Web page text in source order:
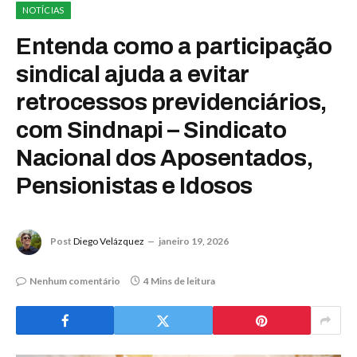
NOTÍCIAS
Entenda como a participação
sindical ajuda a evitar
retrocessos previdenciários,
com Sindnapi – Sindicato
Nacional dos Aposentados,
Pensionistas e Idosos
Post Diego Velázquez janeiro 19, 2026
Nenhum comentário 4 Mins de leitura